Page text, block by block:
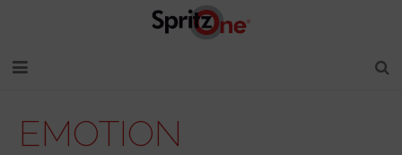
ABOUT
EMOTION